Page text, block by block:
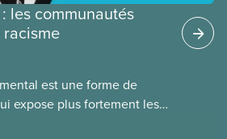
: les communautés
est une forme de
expose plus fortement les